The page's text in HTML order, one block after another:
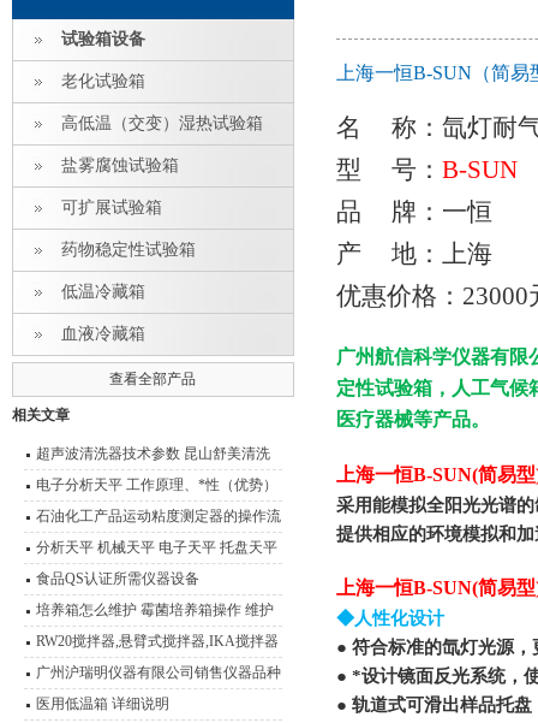
试验箱设备
老化试验箱
高低温（交变）湿热试验箱
盐雾腐蚀试验箱
可扩展试验箱
药物稳定性试验箱
低温冷藏箱
血液冷藏箱
查看全部产品
相关文章
超声波清洗器技术参数 昆山舒美清洗
器产品型号 报价
电子分析天平 工作原理、*性（优势）
石油化工产品运动粘度测定器的操作流
程
分析天平 机械天平 电子天平 托盘天平
精密天平 电子秤 扭力天平 液体比重天
平 静水力学天平 酸度计 电导率仪 溶氧
仪 离子计 滴定仪 水份测定仪 电极 浓
度计 OR
食品QS认证所需仪器设备
培养箱怎么维护 霉菌培养箱操作 维护
技术说明
RW20搅拌器,悬臂式搅拌器,IKA搅拌器
广州沪瑞明仪器有限公司销售仪器品种
医用低温箱 详细说明
上海一恒B-SUN（简
名 称： 氙灯耐
型 号： B-SUN
品 牌：一恒
产 地：上海
优惠价格：23000
广州航信科学仪器有限
定性试验箱，人工气候
医疗器械等产品。
上海一恒B-SUN(简易
采用能模拟全阳光光谱
提供相应的环境模拟和
上海一恒B-SUN(简易
◆人性化设计
● 符合标准的氙灯光源
● *设计镜面反光系统，
● 轨道式可滑出样品托